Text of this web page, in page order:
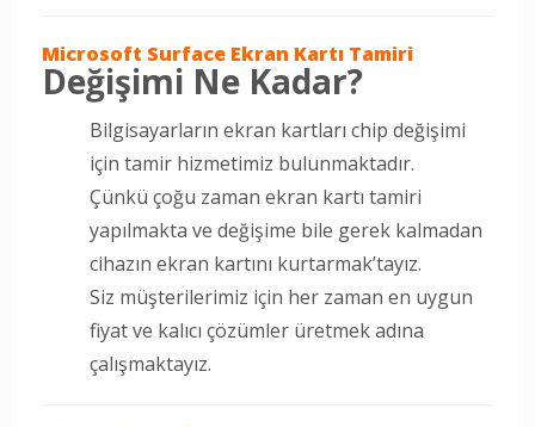
Microsoft Surface Ekran Kartı Tamiri
Değişimi Ne Kadar?
Bilgisayarların ekran kartları chip değişimi
için tamir hizmetimiz bulunmaktadır.
Çünkü çoğu zaman ekran kartı tamiri
yapılmakta ve değişime bile gerek kalmadan
cihazın ekran kartını kurtarmak’tayız.
Siz müşterilerimiz için her zaman en uygun
fiyat ve kalıcı çözümler üretmek adına
çalışmaktayız.